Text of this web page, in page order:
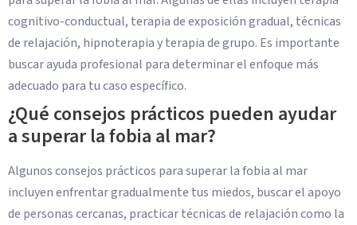
cognitivo-conductual, terapia de exposición gradual, técnicas
de relajación, hipnoterapia y terapia de grupo. Es importante
buscar ayuda profesional para determinar el enfoque más
adecuado para tu caso específico.
¿Qué consejos prácticos pueden ayudar
a superar la fobia al mar?
Algunos consejos prácticos para superar la fobia al mar
incluyen enfrentar gradualmente tus miedos, buscar el apoyo
de personas cercanas, practicar técnicas de relajación como la